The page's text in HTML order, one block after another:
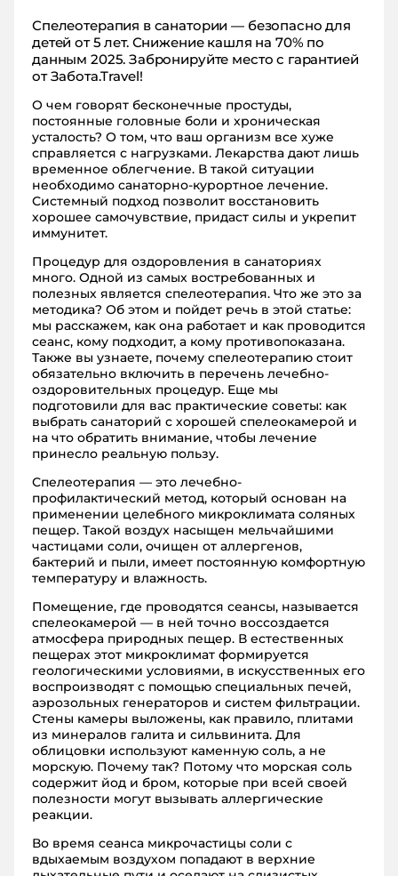
Спелеотерапия в санатории — безопасно для
детей от 5 лет. Снижение кашля на 70% по
данным 2025. Забронируйте место с гарантией
от Забота.Travel!
О чем говорят бесконечные простуды,
постоянные головные боли и хроническая
усталость? О том, что ваш организм все хуже
справляется с нагрузками. Лекарства дают лишь
временное облегчение. В такой ситуации
необходимо санаторно-курортное лечение.
Системный подход позволит восстановить
хорошее самочувствие, придаст силы и укрепит
иммунитет.
Процедур для оздоровления в санаториях
много. Одной из самых востребованных и
полезных является спелеотерапия. Что же это за
методика? Об этом и пойдет речь в этой статье:
мы расскажем, как она работает и как проводится
сеанс, кому подходит, а кому противопоказана.
Также вы узнаете, почему спелеотерапию стоит
обязательно включить в перечень лечебно-
оздоровительных процедур. Еще мы
подготовили для вас практические советы: как
выбрать санаторий с хорошей спелеокамерой и
на что обратить внимание, чтобы лечение
принесло реальную пользу.
Спелеотерапия — это лечебно-
профилактический метод, который основан на
применении целебного микроклимата соляных
пещер. Такой воздух насыщен мельчайшими
частицами соли, очищен от аллергенов,
бактерий и пыли, имеет постоянную комфортную
температуру и влажность.
Помещение, где проводятся сеансы, называется
спелеокамерой — в ней точно воссоздается
атмосфера природных пещер. В естественных
пещерах этот микроклимат формируется
геологическими условиями, в искусственных его
воспроизводят с помощью специальных печей,
аэрозольных генераторов и систем фильтрации.
Стены камеры выложены, как правило, плитами
из минералов галита и сильвинита. Для
облицовки используют каменную соль, а не
морскую. Почему так? Потому что морская соль
содержит йод и бром, которые при всей своей
полезности могут вызывать аллергические
реакции.
Во время сеанса микрочастицы соли с
вдыхаемым воздухом попадают в верхние